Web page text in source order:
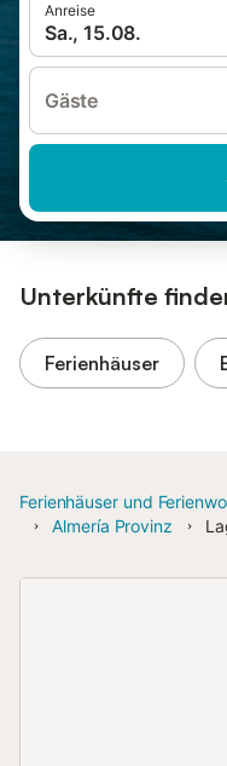
Anreise
Sa., 15.08.
Gäste
Unterkünfte
Ferienhäuser
Ferienhäuser und
Almería Provinz